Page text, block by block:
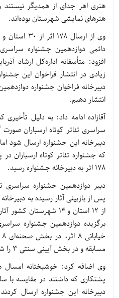
هنری اهر جدای از همدیگر
هنرهای نمایشی شهرستان بوده‌اند.
دائمی دوازدهمین جشنواره سراسری
افزود: متأسفانه اداره‌کل ارشاد
زیادی در انتشار فراخوان این
دبیرخانه فراخوان جشنواره
انتشار دهیم.
آقازاده ادامه داد: به دلیل
سراسری تئاتر کوتاه ارسباران
دبیرخانه این جشنواره ارسال شود
که جشنواره تئاتر کوتاه ارسباران
178 اثر به دبیرخانه جشنواره رسید.
دبیر دوازدهمین جشنواره سراسری
پس از بازبینی آثار رسیده به
از 12 استان و 14
برگزیده دوازدهمین جشنواره
مسابقه و در بخش آیینی سنتی 3 را شامل می‌شود.
وی اضافه کرد: خوشبختانه
پشتکاری که داشتند در مقایسه با
دبیرخانه این جشنواره ارسال